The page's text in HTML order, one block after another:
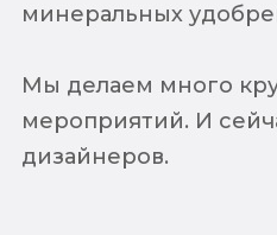
минеральных
Мы делаем много
мероприятий. И
дизайнеров.